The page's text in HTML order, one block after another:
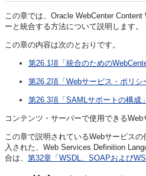
この章では、 Oracle WebCenter
ーと統合する方法について説明します。
この章の内容は次のとおりです。
第26.1項「統合のための
第26.2項「Webサービス・ポリ
第26.3項「SAMLサポートの構成」
コンテンツ・サーバーで使用できる
この章で説明されているWebサービス
入された、Web Services Definition
合は、 第32章「WSDL、SOAPおよび